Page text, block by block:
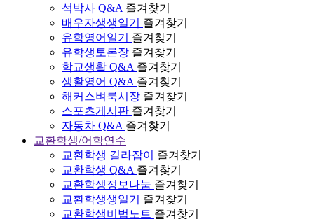
석박사 Q&A 즐겨찾기
배우자생생일기
즐겨찾기
유학영어일기
즐겨찾기
유학생토론장 즐겨찾기
학교생활 Q&A 즐겨찾기
생활영어 Q&A 즐겨찾기
해커스벼룩시장 즐겨찾기
스포츠게시판 즐겨찾기
자동차 Q&A 즐겨찾기
교환학생/어학연수
교환학생 길라잡이
즐겨찾기
교환학생 Q&A 즐겨찾기
교환학생정보나눔 즐겨찾기
교환학생생일기
즐겨찾기
교환학생비법노트 즐겨찾기